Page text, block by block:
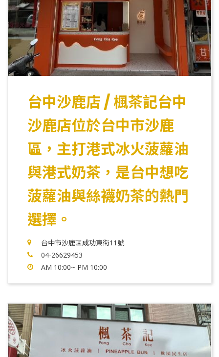
台中沙鹿店 / 楓茶記台中
沙鹿店位於台中市沙鹿
區，主打港式冰火菠蘿油
與港式奶茶，是台中想吃
菠蘿油與絲襪奶茶的熱門
選擇。
台中市沙鹿區成功東街11號
04-26629453
AM 10:00~ PM 10:00